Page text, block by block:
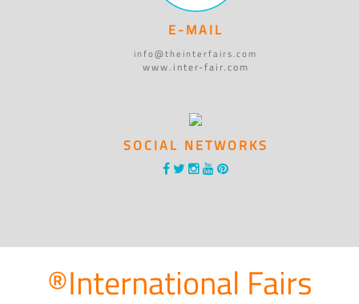
E-MAIL
info@theinterfairs.com
www.inter-fair.com
SOCIAL NETWORKS
®International Fairs